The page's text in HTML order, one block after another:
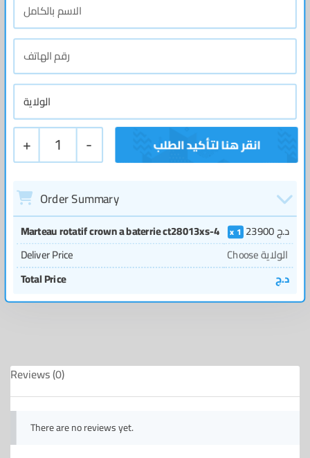
+ 1 -
Order Summary
Marteau rotatif crown a baterrie ct28013xs-4 1 23900د.ج
Deliver Price
Choose الولاية
Total Price
د.ج
Reviews (0)
There are no reviews yet.